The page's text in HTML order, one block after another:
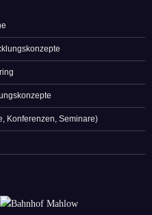
Konferenzen, Seminare)